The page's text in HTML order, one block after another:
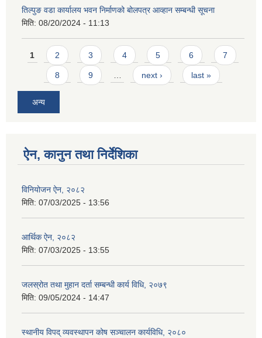
तिल्पुङ वडा कार्यालय भवन निर्माणको बोलपत्र आव्हान सम्बन्धी सूचना
मिति: 08/20/2024 - 11:13
Pages
1 2 3 4 5 6 7
8 9 next › last »
अन्य
ऐन, कानुन तथा निर्देशिका
विनियोजन ऐन, २०८२
मिति: 07/03/2025 - 13:56
आर्थिक ऐन, २०८२
मिति: 07/03/2025 - 13:55
जलस्रोत तथा मुहान दर्ता सम्बन्धी कार्य विधि, २०७९
मिति: 09/05/2024 - 14:47
स्थानीय विपद् व्यवस्थापन कोष सञ्चालन कार्यविधि, २०८०